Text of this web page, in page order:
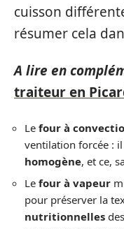
cuisson
résumer cela
A lire en
traiteur en
Le four à
ventilation forcée :
homogène, et ce,
Le four à vapeur
pour préserver la
nutritionnelles